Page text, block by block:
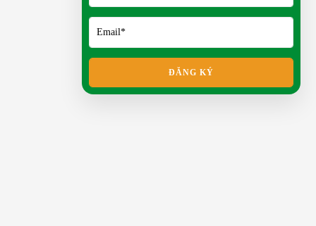
Mít Thái siêu sớm có ưu điểm gì?
ĐĂNG KÝ